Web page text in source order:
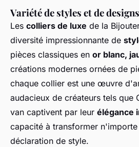
Variété de styles et de designs
Les colliers de luxe de la
diversité impressionnante de
pièces classiques en or blanc,
créations modernes ornées de
chaque collier est une œuvre
audacieux de créateurs tels que
van captivent par leur élégance
capacité à transformer
déclaration de style.